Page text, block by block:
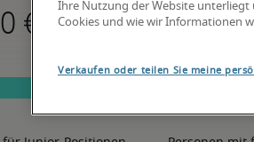
Ihre Nutzung der Website unterliegt
Cookies und wie wir Informationen
Verkaufen oder teilen Sie meine